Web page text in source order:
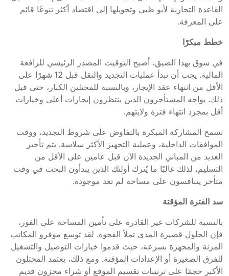
القاعدة التجارية لأبو ظبي وتحويلها إلى اقتصاد أكثر تنوعًا قائم
على المعرفة.
خطط مبكرًا
في سوق بهذا الضيق، أصبح التوقيت المصدر الرئيسي للرافعة
المالية. يجب أن تبدأ عمليات التجديد والنقل قبل 12 شهرًا على
الأقل من انتهاء عقد الإيجار، وبالنسبة للمحتلين الكبار، حتى قبل
ذلك. يواجه المستأجرون الذين ينتظرون إيجارات أعلى وخيارات
أقل بمجرد انتهاء فترة ولايتهم.
تسمح المشاركة المبكرة بالتفاوض على شروط التجديد، ووقت
الموافقات الداخلية، وعملية التجهيز الأكثر سلاسة. يتم تأجير
العديد من المباني الجديدة الآن قبل عامين على الأقل من
التسليم، لذلك غالبًا ما يُترك أولئك الذين يبدأون البحث في وقت
متأخر يتنافسون على مساحة لم تعد موجودة.
سد الفترة المؤقتة
بالنسبة للشركات غير القادرة على تأمين المساحة على الفور،
فإن الحلول قصيرة المدى تملأ الفجوة. لقد توسع موفرو المكاتب
المرنة والمجهزة بسرعة، حيث قدموا خيارات التوصيل والتشغيل
للفرق الصغيرة أو الإعدادات المؤقتة. ومع ذلك، يعتمد المحتلون
الأكبر حجمًا على ترتيبات تقسيم الموقع أو شراء مخزون قديم